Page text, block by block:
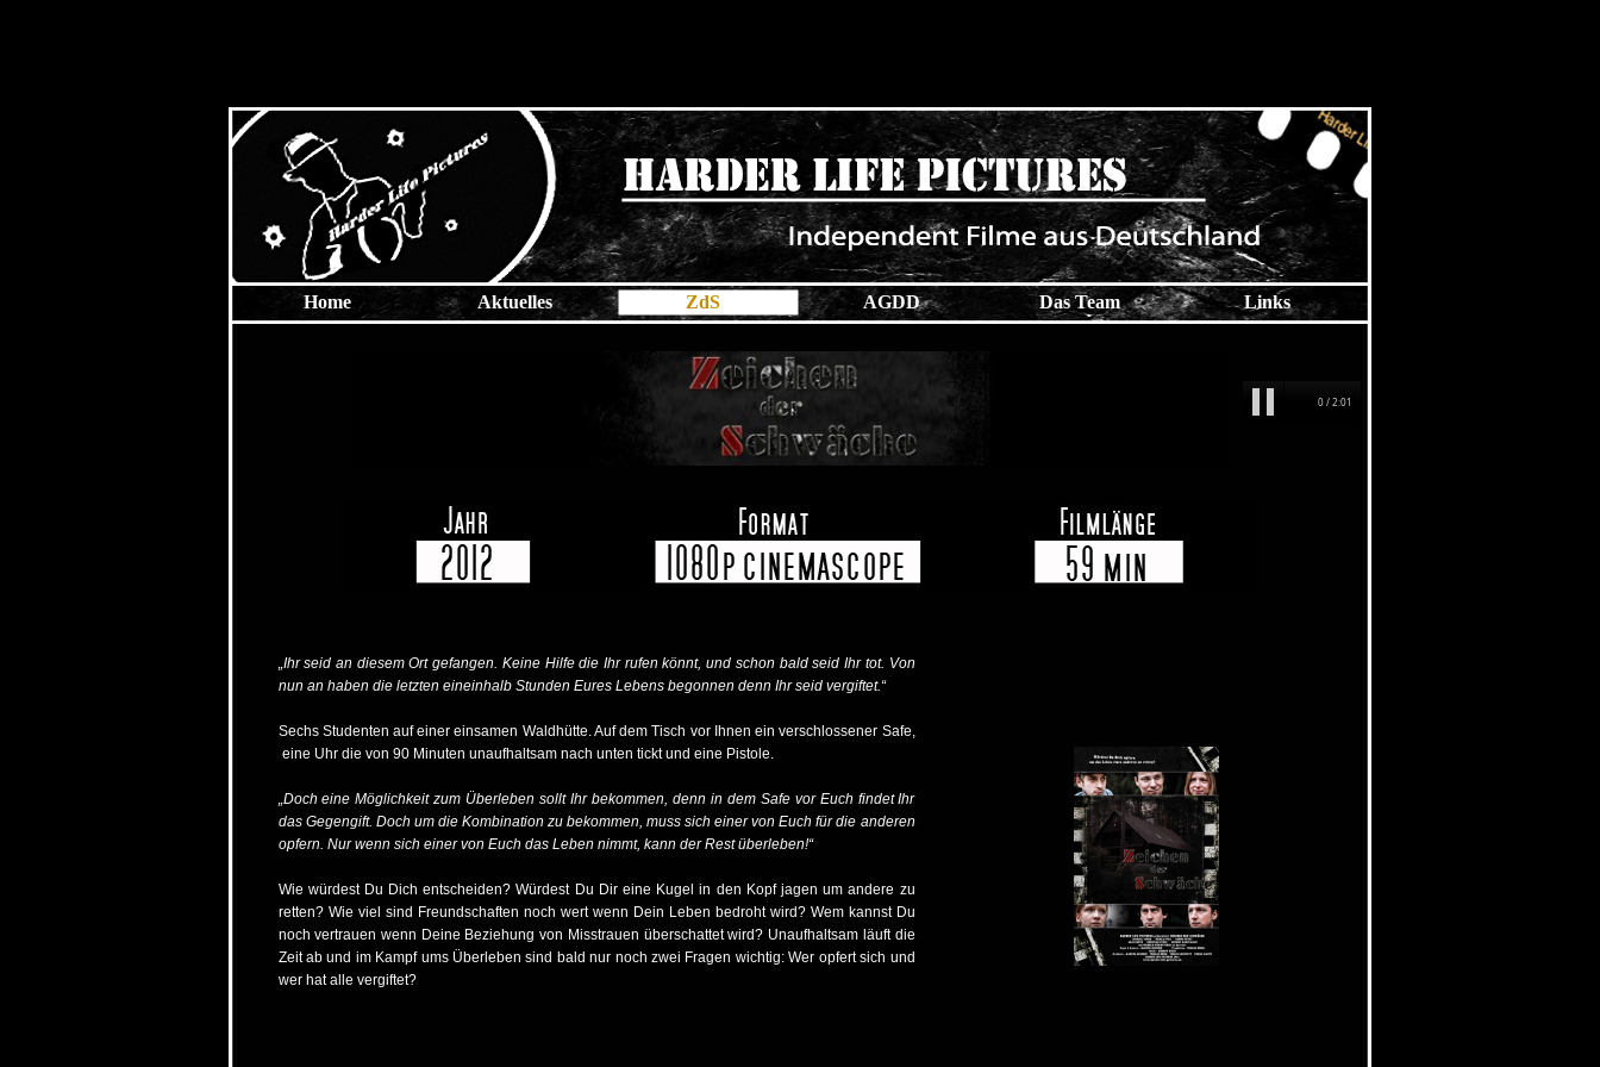
Home Aktuelles ZdS AGDD Das Team Links
0 / 2:01
„Ihr seid an diesem Ort gefangen. Keine Hilfe die Ihr rufen könnt, und schon bald seid Ihr tot. Von
nun an haben die letzten eineinhalb Stunden Eures Lebens begonnen denn Ihr seid vergiftet.“
Sechs Studenten auf einer einsamen Waldhütte. Auf dem Tisch vor Ihnen ein verschlossener Safe,
eine Uhr die von 90 Minuten unaufhaltsam nach unten tickt und eine Pistole.
„Doch eine Möglichkeit zum Überleben sollt Ihr bekommen, denn in dem Safe vor Euch findet Ihr
das Gegengift. Doch um die Kombination zu bekommen, muss sich einer von Euch für die anderen
opfern. Nur wenn sich einer von Euch das Leben nimmt, kann der Rest überleben!“
Wie würdest Du Dich entscheiden? Würdest Du Dir eine Kugel in den Kopf jagen um andere zu
retten? Wie viel sind Freundschaften noch wert wenn Dein Leben bedroht wird? Wem kannst Du
noch vertrauen wenn Deine Beziehung von Misstrauen überschattet wird? Unaufhaltsam läuft die
Zeit ab und im Kampf ums Überleben sind bald nur noch zwei Fragen wichtig: Wer opfert sich und
wer hat alle vergiftet?